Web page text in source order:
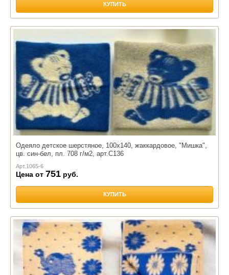
КУПИТЬ
Одеяло детское шерстяное, 100х140, жаккардовое, "Мишка",
цв. син-бел, пл. 708 г/м2, арт.С136
Арт. 1065-6
Цена от 751 руб.
КУПИТЬ